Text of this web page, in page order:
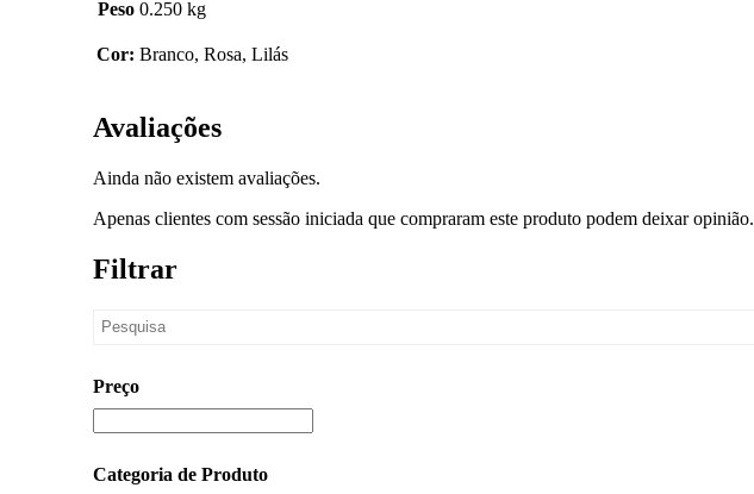
Peso 0.250 kg
Cor: Branco, Rosa, Lilás
Avaliações
Ainda não existem avaliações.
Apenas clientes com sessão iniciada que compraram este produto podem deixar opinião.
Filtrar
Preço
Categoria de Produto